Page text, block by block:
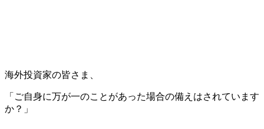
海外投資家の皆さま、
「ご自身に万が一のことがあった場合の備えはされています
か？」